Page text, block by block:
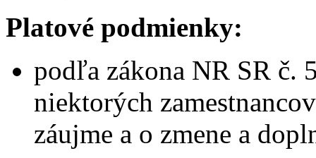
Platové podmienky:
podľa zákona NR SR č.
niektorých
záujme a o zmene a